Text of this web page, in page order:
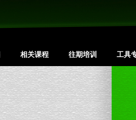
相关课程 往期培训 工具